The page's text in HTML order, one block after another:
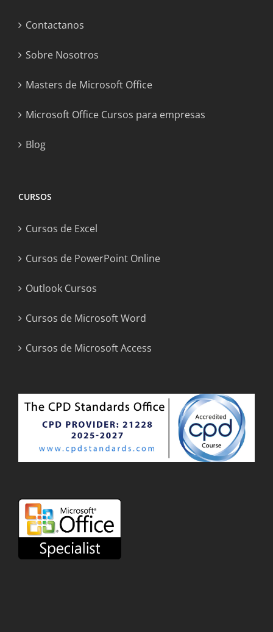
Contactanos
Sobre Nosotros
Masters de Microsoft Office
Microsoft Office Cursos para empresas
Blog
CURSOS
Cursos de Excel
Cursos de PowerPoint Online
Outlook Cursos
Cursos de Microsoft Word
Cursos de Microsoft Access